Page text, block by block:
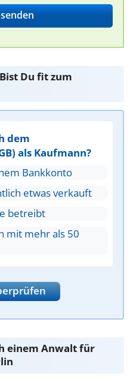
Du fit zum
dem
als Kaufmann?
Bankkonto
etwas verkauft
betreibt
mit mehr als 50
einem Anwalt für